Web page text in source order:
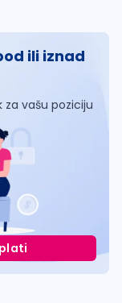
ili iznad
vašu poziciju